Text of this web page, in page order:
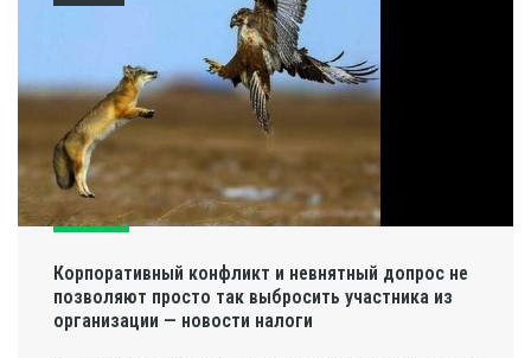
Корпоративный конфликт и невнятный допрос не
позволяют просто так выбросить участника из
организации — новости налоги